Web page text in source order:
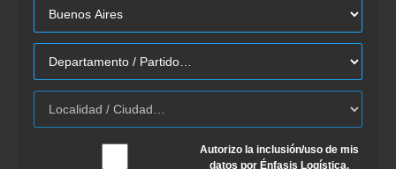
Autorizo la inclusión/uso de mis
datos por Énfasis Logística.